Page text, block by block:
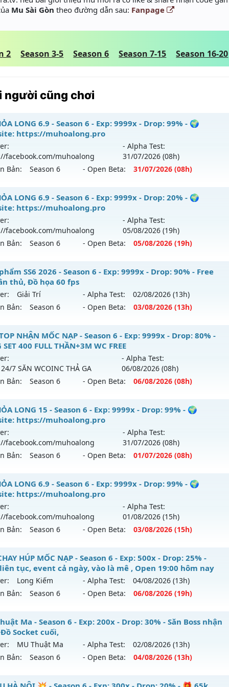
Mu Sài Gòn theo đường dẫn sau: Fanpage
2 Season 3-5 Season 6 Season 7-15 Season 16-20
người cũng chơi
LONG 6.9 - Season 6 - Exp: 9999x - Drop: 99% - 🌍
https://muhoalong.pro
facebook.com/muhoalong
- Alpha Test:
31/07/2026 (08h)
Bản:
Season 6 - Open Beta: 31/07/2026 (08h)
LONG 6.9 - 🌍 Website: https://muhoalong.pro
ra tháng 07 2026 - Mở máy chủhttps://facebook.com/
07/2626
- Drop: 99%
Mu Nguyên bản Webzen
Xshiel
LONG 6.9 - Season 6 - Exp: 9999x - Drop: 20% - 🌍
https://muhoalong.pro
facebook.com/muhoalong
- Alpha Test:
05/08/2026 (19h)
Bản:
Season 6 - Open Beta: 05/08/2026 (19h)
LONG 6.9 - 🌍 Website: https://muhoalong.pro
ra tháng 08 2026 - Mở máy chủ https://facebook.com/
05/08/2626
Non Reset
Mu Nguyên bản Webzen
XShield
SS6 2026 - Season 6 - Exp: 9999x - Drop: 90% - Free
thủ, Đồ họa 60 fps
Giải Trí - Alpha Test: 02/08/2026 (13h)
Bản:
Season 6 - Open Beta: 03/08/2026 (13h)
phẩm SS6 2026 - Free set tân thủ, Đồ họa 60 fps
mới ra tháng 08 2026 - Mở máy chủ
Giải Trí
9999x - Drop: 90%
loại: Mu Bán Đồ Full Trong Shop
Anti Phoenix
NHẬN MỐC NẠP - Season 6 - Exp: 9999x - Drop: 80% -
SET 400 FULL THẦN+3M WC FREE
24/7 SĂN WCOINC THẢ GA
- Alpha Test:
06/08/2026 (08h)
Bản:
Season 6 - Open Beta: 06/08/2026 (08h)
NHẬN MỐC NẠP - TẶNG SET 400 FULL THẦN+3M WC
ra tháng 08 2026 - Mở máy chủ BOSS 24/7 SĂN
08/2626
- Drop: 80%
Mu Nguyên bản Webzen
KHÔNG THỂ HACK
LONG 15 - Season 6 - Exp: 9999x - Drop: 99% - 🌍
https://muhoalong.pro
facebook.com/muhoalong
- Alpha Test:
31/07/2026 (08h)
Bản:
Season 6 - Open Beta: 01/07/2026 (08h)
LONG 15 - 🌍 Website: https://muhoalong.pro
ra tháng 07 2026 - Mở máy chủhttps://facebook.com/
07/2626
- Drop: 99%
Mu Nguyên bản Webzen
Xshiel
LONG 6.9 - Season 6 - Exp: 9999x - Drop: 99% - 🌍
https://muhoalong.pro
facebook.com/muhoalong
- Alpha Test:
01/08/2026 (15h)
Bản:
Season 6 - Open Beta: 03/08/2026 (15h)
LONG 6.9 - 🌍 Website: https://muhoalong.pro
ra tháng 08 2026 - Mở máy chủ https://facebook.com/
03/08/2626
Non Reset
Mu Nguyên bản Webzen
XShield
HÚP MỐC NẠP - Season 6 - Exp: 500x - Drop: 25% -
liên tục, event cả ngày, vào là mê , Open 19:00 hôm nay
Long Kiếm - Alpha Test: 04/08/2026 (13h)
Bản:
Season 6 - Open Beta: 06/08/2026 (19h)
CHAY HÚP MỐC NẠP - Boss liên tục, event cả ngày, vào là
mới ra tháng 08 2026 - Mở máy chủLong Kiếmvào 19h
Ma - Season 6 - Exp: 200x - Drop: 30% - Săn Boss nhận
Socket cuối,
MU Thuật Ma - Alpha Test: 02/08/2026 (13h)
Bản:
Season 6 - Open Beta: 04/08/2026 (13h)